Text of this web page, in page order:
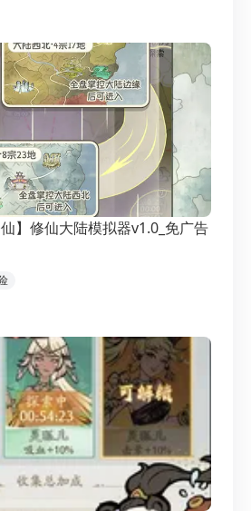
】修仙大陆模拟器v1.0_免广告